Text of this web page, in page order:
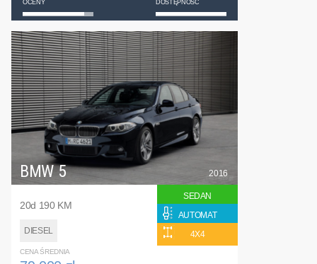
OCENY DOSTĘPNOŚĆ
BMW 5
20d 190 KM
DIESEL
2016
SEDAN
AUTOMAT
4X4
CENA ŚREDNIA